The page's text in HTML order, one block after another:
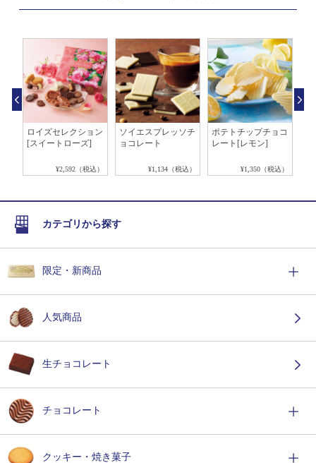
ロイズセレクション
[スイートローズ]
¥2,592（税込）
ソイエスプレッソチ
ョコレート
¥1,134（税込）
ポテトチップチョコ
レート[レモン]
¥1,350（税込）
カテゴリから探す
限定・新商品
人気商品
生チョコレート
チョコレート
クッキー・焼き菓子